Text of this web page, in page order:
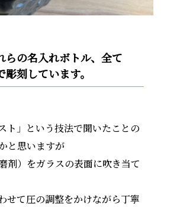
らの名入れボトル、 全て
彫刻しています。
ト」という技法で聞いたことの
と思いますが
剤）をガラスの表面に吹き当て
せて圧の調整をかけながら丁寧